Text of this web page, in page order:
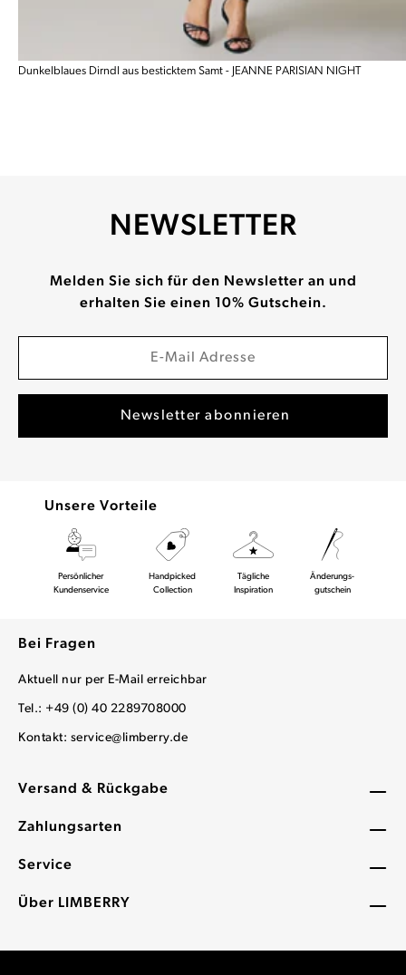
Dunkelblaues Dirndl aus besticktem Samt - JEANNE PARISIAN NIGHT
Versand & Rückgabe
Zahlungsarten
Service
Über LIMBERRY
NEWSLETTER
Melden Sie sich für den Newsletter an und
erhalten Sie einen 10% Gutschein.
Unsere Vorteile
Persönlicher
Kundenservice
Handpicked
Collection
Tägliche
Inspiration
Änderungs-
gutschein
Bei Fragen
Aktuell nur per E-Mail erreichbar
Tel.: +49 (0) 40 2289708000
Kontakt: service@limberry.de